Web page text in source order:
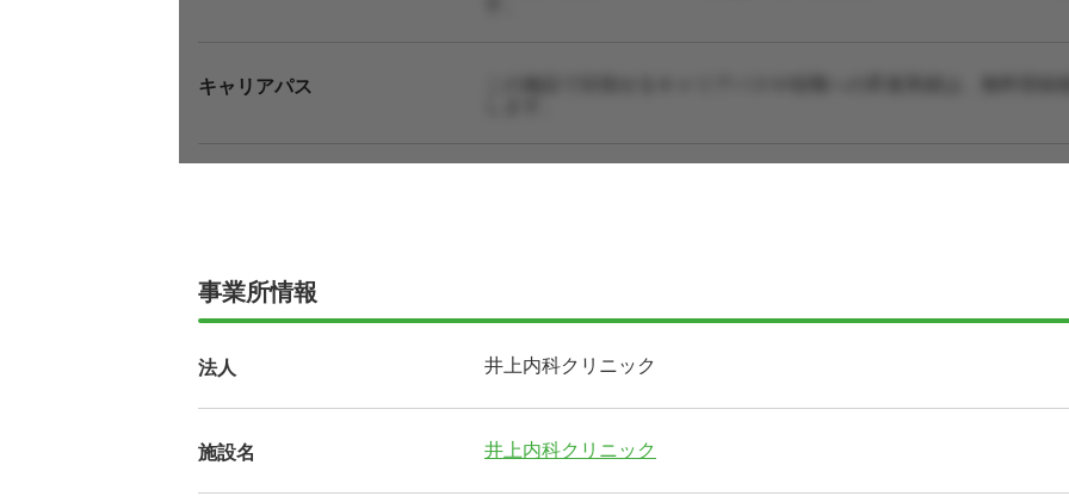
キャリアパス この施設で目指せるキャリアパスや役職への昇進実績は、無料登
事業所情報
法人 井上内科クリニック
施設名 井上内科クリニック